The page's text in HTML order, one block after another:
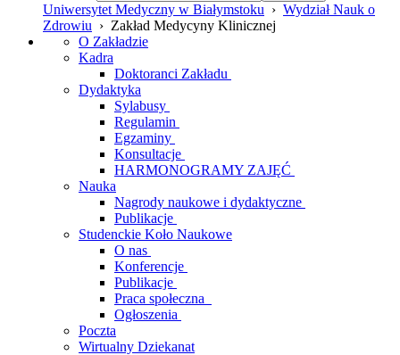
Uniwersytet Medyczny w Białymstoku › Wydział Nauk o
Zdrowiu › Zakład Medycyny Klinicznej
O Zakładzie
Kadra
Doktoranci Zakładu
Dydaktyka
Sylabusy
Regulamin
Egzaminy
Konsultacje
HARMONOGRAMY ZAJĘĆ
Nauka
Nagrody naukowe i dydaktyczne
Publikacje
Studenckie Koło Naukowe
O nas
Konferencje
Publikacje
Praca społeczna
Ogłoszenia
Poczta
Wirtualny Dziekanat